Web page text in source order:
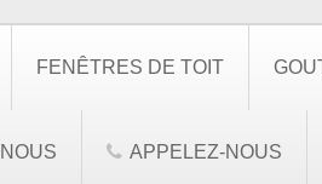
FENÊTRES DE TOIT
APPELEZ-NOUS